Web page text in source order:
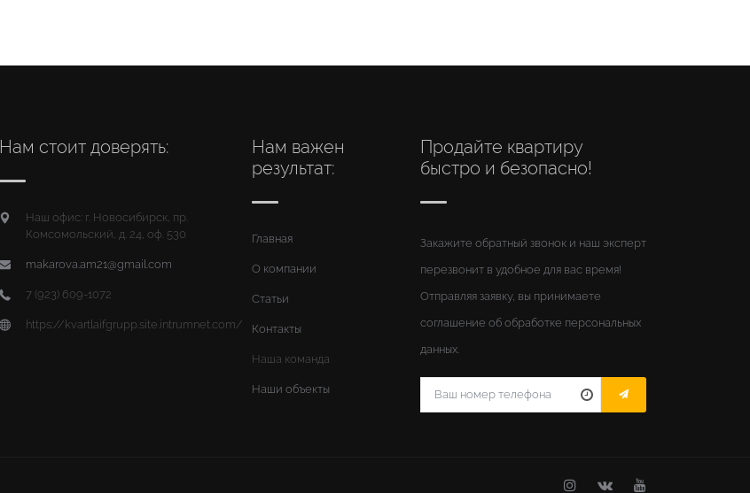
Нам стоит доверять:
Наш офис: г. Новосибирск, пр.
Комсомольский, д. 24, оф. 530
makarova.am21@gmail.com
7 (923) 609-1072
https://kvartlaifgrupp.site.intrumnet.com/
Нам важен
результат:
Главная
О компании
Статьи
Контакты
Наша команда
Наши объекты
Продайте квартиру
быстро и безопасно!
Закажите обратный звонок и наш эксперт
перезвонит в удобное для вас время!
Отправляя заявку, вы принимаете
соглашение об обработке персональных
данных.